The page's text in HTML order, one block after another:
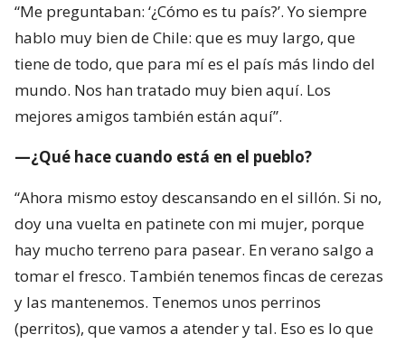
“Me preguntaban: ‘¿Cómo es tu país?’. Yo siempre
hablo muy bien de Chile: que es muy largo, que
tiene de todo, que para mí es el país más lindo del
mundo. Nos han tratado muy bien aquí. Los
mejores amigos también están aquí”.
—¿Qué hace cuando está en el pueblo?
“Ahora mismo estoy descansando en el sillón. Si no,
doy una vuelta en patinete con mi mujer, porque
hay mucho terreno para pasear. En verano salgo a
tomar el fresco. También tenemos fincas de cerezas
y las mantenemos. Tenemos unos perrinos
(perritos), que vamos a atender y tal. Eso es lo que